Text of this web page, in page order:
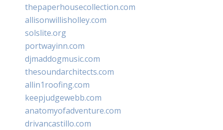
thepaperhousecollection.com
allisonwillisholley.com
solslite.org
portwayinn.com
djmaddogmusic.com
thesoundarchitects.com
allin1roofing.com
keepjudgewebb.com
anatomyofadventure.com
drivancastillo.com